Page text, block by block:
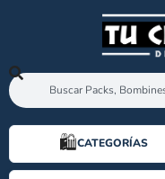
🛍️️CATEGORÍAS